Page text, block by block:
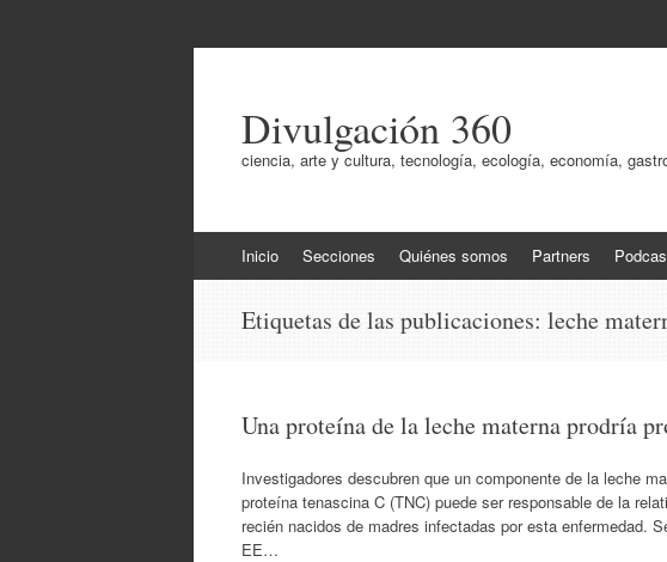
Divulgación 360
ciencia, arte y cultura, tecnología, ecología, economía,
al
Inicio Secciones Quiénes somos Partners
Etiquetas de las publicaciones: leche
Una proteína de la leche materna prodría
Investigadores descubren que un componente de la leche
proteína tenascina C (TNC) puede ser responsable de la
recién nacidos de madres infectadas por esta enfermedad.
EE…